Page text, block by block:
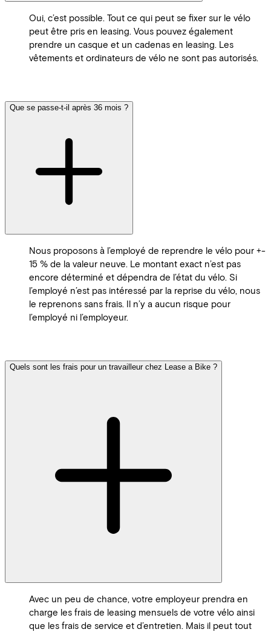
Oui, c’est possible. Tout ce qui peut se fixer sur le vélo
peut être pris en leasing. Vous pouvez également
prendre un casque et un cadenas en leasing. Les
vêtements et ordinateurs de vélo ne sont pas autorisés.
Que se passe-t-il après 36 mois ?
Nous proposons à l’employé de reprendre le vélo pour +-
15 % de la valeur neuve. Le montant exact n’est pas
encore déterminé et dépendra de l’état du vélo. Si
l’employé n’est pas intéressé par la reprise du vélo, nous
le reprenons sans frais. Il n’y a aucun risque pour
l’employé ni l’employeur.
Quels sont les frais pour un travailleur chez Lease a Bike ?
Avec un peu de chance, votre employeur prendra en
charge les frais de leasing mensuels de votre vélo ainsi
que les frais de service et d’entretien. Mais il peut tout